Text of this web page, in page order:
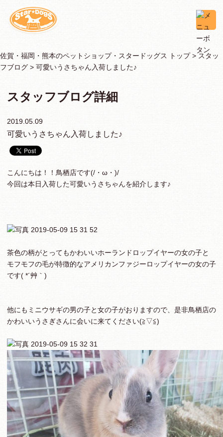
佐賀・福岡・熊本のペットショップ・スタードッグス トップ >スタッ
フブログ > 可愛いうさちゃん入荷しました♪
スタッフブログ詳細
2019.05.09
可愛いうさちゃん入荷しました♪
こんにちは！！鳥栖店です(/・ω・)/
今回は本日入荷した可愛いうさちゃんを紹介します♪
茶色の柄がとってもかわいいホーランドロップイヤーの女の子と
モフモフの毛が特徴的なアメリカンファジーロップイヤーの女の子
です( *´艸｀)
他にもミニウサギの男の子と女の子がおりますので、是非鳥栖店の
かわいいうさぎさんに会いに来てください(≧▽≦)